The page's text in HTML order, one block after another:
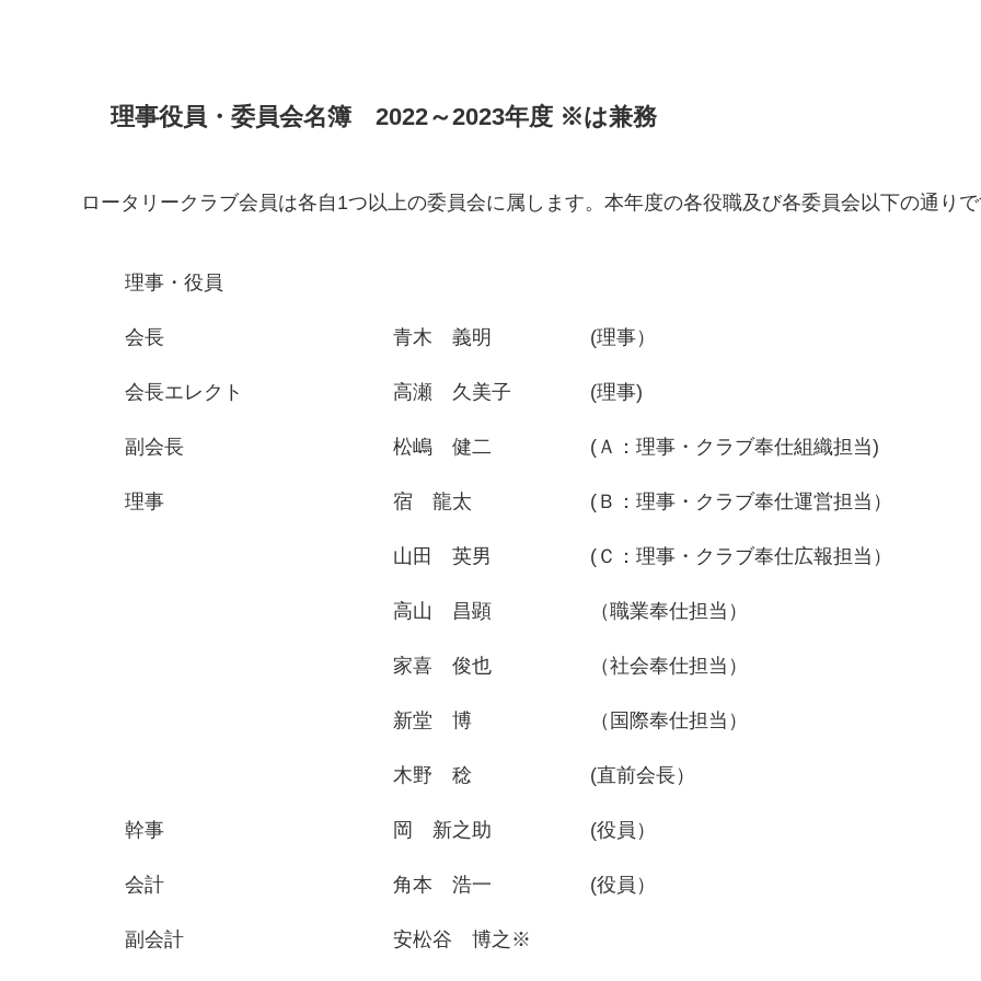
理事役員・委員会名簿 2022～2023年度 ※は兼務
ロータリークラブ会員は各自1つ以上の委員会に属します。本年度の各役職及び各委員会以下の通り
理事・役員
会長 青木 義明 (理事）
会長エレクト 高瀬 久美子 (理事)
副会長 松嶋 健二 (Ａ：理事・クラブ奉仕組織担当)
理事 宿 龍太 (Ｂ：理事・クラブ奉仕運営担当）
山田 英男 (Ｃ：理事・クラブ奉仕広報担当）
高山 昌顕 （職業奉仕担当）
家喜 俊也 （社会奉仕担当）
新堂 博 （国際奉仕担当）
木野 稔 (直前会長）
幹事 岡 新之助 (役員）
会計 角本 浩一 (役員）
副会計 安松谷 博之※